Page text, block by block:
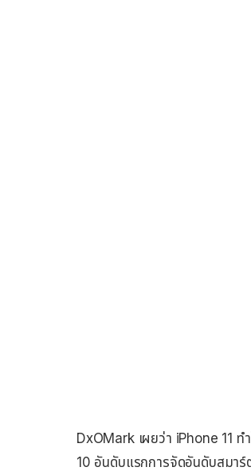
DxOMark เผยว่า iPhone 11
10 อันดับแรกการจัดอันดับสมา